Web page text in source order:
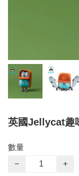
英國Jellycat趣
數量
−
+